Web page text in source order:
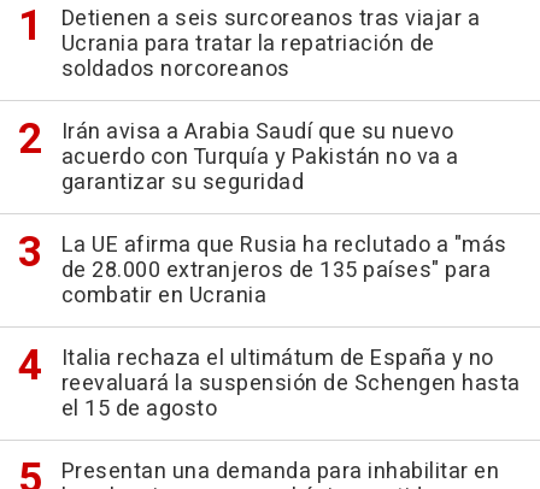
Detienen a seis surcoreanos tras viajar a
Ucrania para tratar la repatriación de
soldados norcoreanos
Irán avisa a Arabia Saudí que su nuevo
acuerdo con Turquía y Pakistán no va a
garantizar su seguridad
La UE afirma que Rusia ha reclutado a "más
de 28.000 extranjeros de 135 países" para
combatir en Ucrania
Italia rechaza el ultimátum de España y no
reevaluará la suspensión de Schengen hasta
el 15 de agosto
Presentan una demanda para inhabilitar en